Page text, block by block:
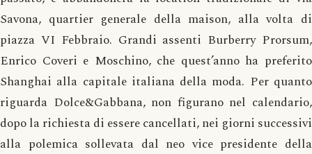
Savona, quartier generale della maison, alla volta di
piazza VI Febbraio. Grandi assenti Burberry Prorsum,
Enrico Coveri e Moschino, che quest’anno ha preferito
Shanghai alla capitale italiana della moda. Per quanto
riguarda Dolce&Gabbana, non figurano nel calendario,
dopo la richiesta di essere cancellati, nei giorni successivi
alla polemica sollevata dal neo vice presidente della